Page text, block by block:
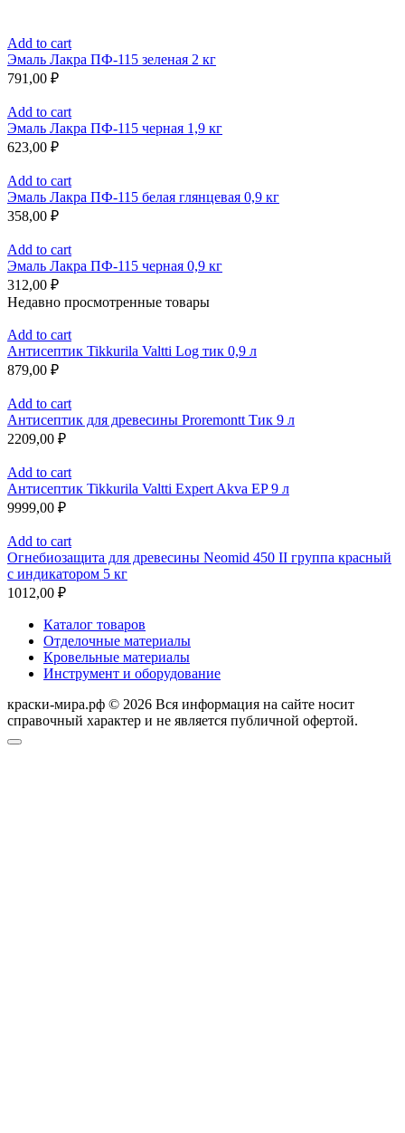
Add to cart
Эмаль Лакра ПФ-115 зеленая 2 кг
791,00 ₽
Add to cart
Эмаль Лакра ПФ-115 черная 1,9 кг
623,00 ₽
Add to cart
Эмаль Лакра ПФ-115 белая глянцевая 0,9 кг
358,00 ₽
Add to cart
Эмаль Лакра ПФ-115 черная 0,9 кг
312,00 ₽
Недавно просмотренные товары
Add to cart
Антисептик Tikkurila Valtti Log тик 0,9 л
879,00 ₽
Add to cart
Антисептик для древесины Proremontt Тик 9 л
2209,00 ₽
Add to cart
Антисептик Tikkurila Valtti Expert Akva EP 9 л
9999,00 ₽
Add to cart
Огнебиозащита для древесины Neomid 450 II группа красный
с индикатором 5 кг
1012,00 ₽
Каталог товаров
Отделочные материалы
Кровельные материалы
Инструмент и оборудование
краски-мира.рф © 2026 Вся информация на сайте носит
справочный характер и не является публичной офертой.